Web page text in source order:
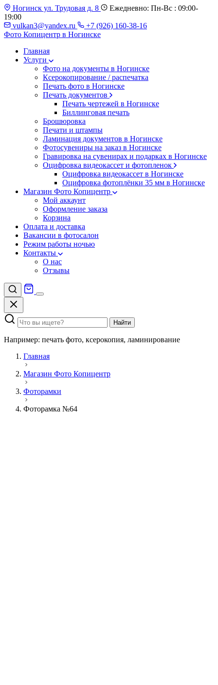
Ногинск ул. Трудовая д. 8
Ежедневно: Пн-Вс : 09:00-
19:00
vulkan3@yandex.ru
+7 (926) 160-38-16
Фото Копицентр в Ногинске
Главная
Услуги
Фото на документы в Ногинске
Ксерокопирование / распечатка
Печать фото в Ногинске
Печать документов
Печать чертежей в Ногинске
Биллинговая печать
Брошюровка
Печати и штампы
Ламинация документов в Ногинске
Фотосувениры на заказ в Ногинске
Гравировка на сувенирах и подарках в Ногинске
Оцифровка видеокассет и фотопленок
Оцифровка видеокассет в Ногинске
Оцифровка фотоплёнки 35 мм в Ногинске
Магазин Фото Копицентр
Мой аккаунт
Оформление заказа
Корзина
Оплата и доставка
Вакансии в фотосалон
Режим работы ночью
Контакты
О нас
Отзывы
Найти
Например: печать фото, ксерокопия, ламинирование
Главная
Магазин Фото Копицентр
Фоторамки
Фоторамка №64